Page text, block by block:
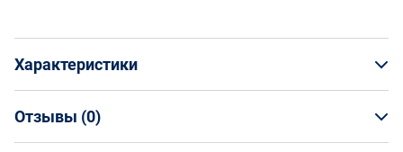
Характеристики
Общая информация
Отзывы (0)